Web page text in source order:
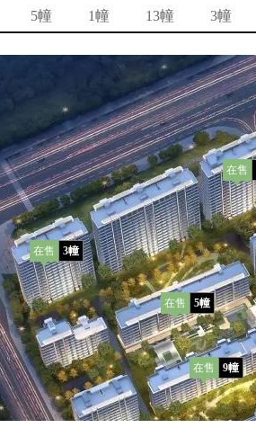
5幢 1幢 13幢 3幢
在售 5幢
在售
在售 3幢
在售 9幢